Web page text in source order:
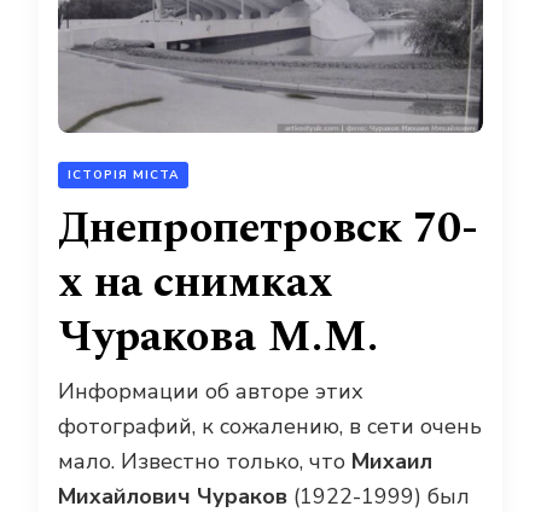
ІСТОРІЯ МІСТА
Днепропетровск 70-
х на снимках
Чуракова М.М.
Информации об авторе этих
фотографий, к сожалению, в сети очень
мало. Известно только, что Михаил
Михайлович Чураков (1922-1999) был